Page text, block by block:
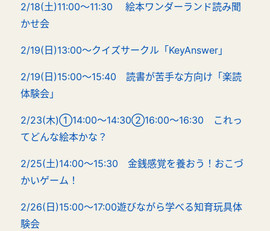
2/18(土)11:00～11:30 絵本ワンダーランド読み聞
かせ会
2/19(日)13:00～クイズサークル「KeyAnswer」
2/19(日)15:00～15:40 読書が苦手な方向け「楽読
体験会」
2/23(木)①14:00～14:30②16:00～16:30 これっ
てどんな絵本かな？
2/25(土)14:00～15:30 金銭感覚を養おう！おこづ
かいゲーム！
2/26(日)15:00～17:00遊びながら学べる知育玩具体
験会